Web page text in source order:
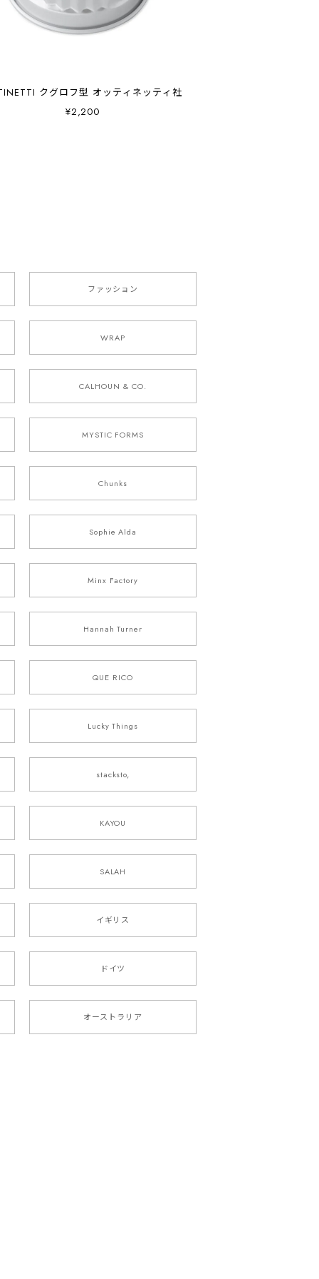
クグロフ型 オッティネッティ社
¥2,200
ファッション
WRAP
CALHOUN & CO.
MYSTIC FORMS
Chunks
Sophie Alda
Minx Factory
Hannah Turner
QUE RICO
Lucky Things
stacksto,
KAYOU
SALAH
イギリス
ドイツ
オーストラリア